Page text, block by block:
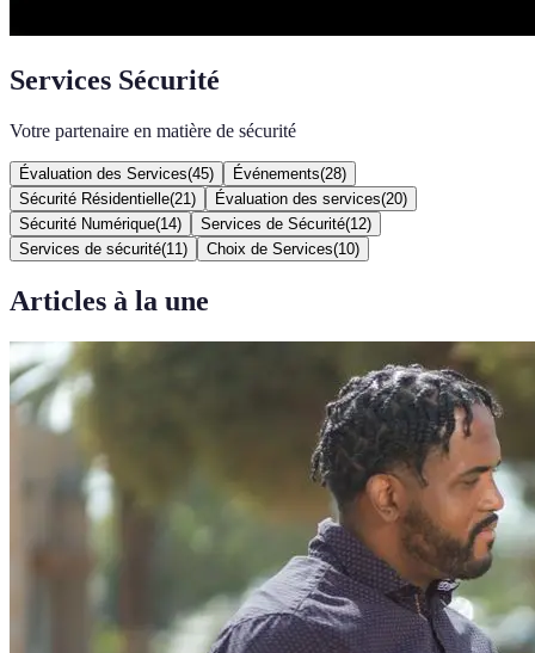
Services Sécurité
Votre partenaire en matière de sécurité
Évaluation des Services(45) Événements(28)
Sécurité Résidentielle(21 ) Évaluation des services(20)
Sécurité Numérique(14) Services de Sécurité(12)
Services de sécurité(11 ) Choix de Services(10)
Articles à la une